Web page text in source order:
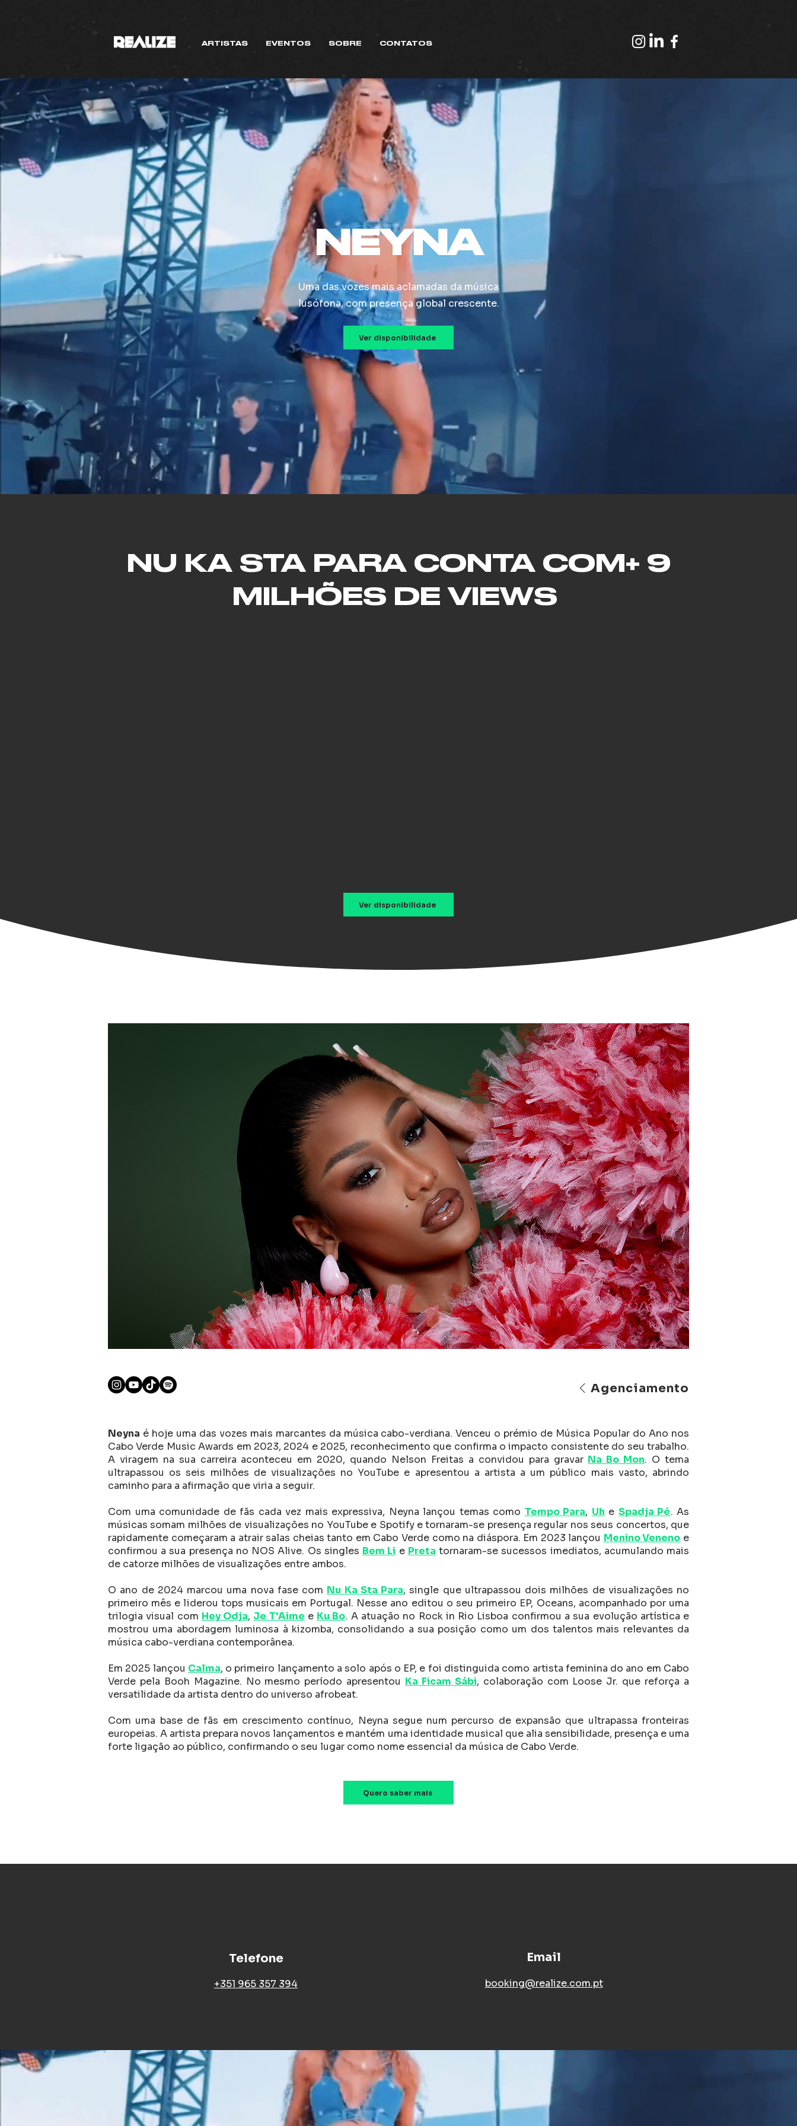
ARTISTAS EVENTOS SOBRE CONTATOS
NEYNA
Uma das vozes mais aclamadas da música
lusófona, com presença global crescente.
Ver disponibilidade
NU KA STA PARA CONTA COM + 9
MILHÕES DE VIEWS
Ver disponibilidade
Agenciamento
Neyna é hoje uma das vozes mais marcantes da música cabo-verdiana. Venceu o prémio de Música Popular do Ano nos
Cabo Verde Music Awards em 2023, 2024 e 2025, reconhecimento que confirma o impacto consistente do seu trabalho.
A viragem na sua carreira aconteceu em 2020, quando Nelson Freitas a convidou para gravar Na Bo Mon. O tema
ultrapassou os seis milhões de visualizações no YouTube e apresentou a artista a um público mais vasto, abrindo
caminho para a afirmação que viria a seguir.
Com uma comunidade de fãs cada vez mais expressiva, Neyna lançou temas como Tempo Para, Uh e Spadja Pé. As
músicas somam milhões de visualizações no YouTube e Spotify e tornaram-se presença regular nos seus concertos, que
rapidamente começaram a atrair salas cheias tanto em Cabo Verde como na diáspora. Em 2023 lançou Menino Veneno e
confirmou a sua presença no NOS Alive. Os singles Bem Li e Preta tornaram-se sucessos imediatos, acumulando mais
de catorze milhões de visualizações entre ambos.
O ano de 2024 marcou uma nova fase com Nu Ka Sta Para, single que ultrapassou dois milhões de visualizações no
primeiro mês e liderou tops musicais em Portugal. Nesse ano editou o seu primeiro EP, Oceans, acompanhado por uma
trilogia visual com Hey Odja, Je T'Aime e Ku Bo. A atuação no Rock in Rio Lisboa confirmou a sua evolução artística e
mostrou uma abordagem luminosa à kizomba, consolidando a sua posição como um dos talentos mais relevantes da
música cabo-verdiana contemporânea.
Em 2025 lançou Calma, o primeiro lançamento a solo após o EP, e foi distinguida como artista feminina do ano em Cabo
Verde pela Booh Magazine. No mesmo período apresentou Ka Ficam Sábi, colaboração com Loose Jr. que reforça a
versatilidade da artista dentro do universo afrobeat.
Com uma base de fãs em crescimento contínuo, Neyna segue num percurso de expansão que ultrapassa fronteiras
europeias. A artista prepara novos lançamentos e mantém uma identidade musical que alia sensibilidade, presença e uma
forte ligação ao público, confirmando o seu lugar como nome essencial da música de Cabo Verde.
Quero saber mais
Telefone
+351 965 357 394
Email
booking@realize.com.pt